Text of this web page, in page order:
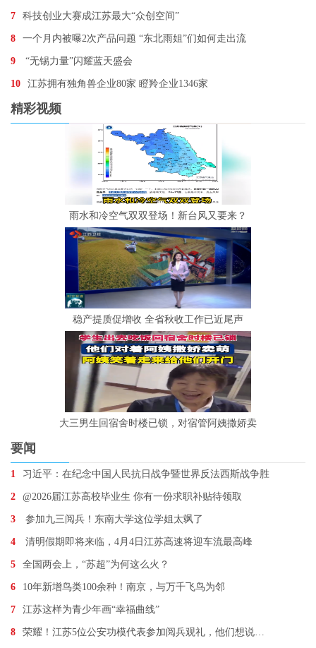
7 科技创业大赛成江苏最大“众创空间”
8 一个月内被曝2次产品问题 “东北雨姐”们如何走出流
9 “无锡力量”闪耀蓝天盛会
10 江苏拥有独角兽企业80家 瞪羚企业1346家
精彩视频
雨水和冷空气双双登场！新台风又要来？
稳产提质促增收 全省秋收工作已近尾声
大三男生回宿舍时楼已锁，对宿管阿姨撒娇卖
要闻
1 习近平：在纪念中国人民抗日战争暨世界反法西斯战争胜
2 @2026届江苏高校毕业生 你有一份求职补贴待领取
3 参加九三阅兵！东南大学这位学姐太飒了
4 清明假期即将来临，4月4日江苏高速将迎车流最高峰
5 全国两会上，“苏超”为何这么火？
6 10年新增鸟类100余种！南京，与万千飞鸟为邻
7 江苏这样为青少年画“幸福曲线”
8 荣耀！江苏5位公安功模代表参加阅兵观礼，他们想说…